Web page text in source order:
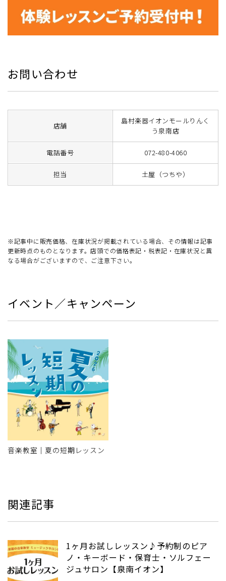
お問い合わせ
店舗
島村楽器イオンモールりんく
う泉南店
電話番号 072-480-4060
担当 土屋（つちや）
※記事中に販売価格、在庫状況が掲載されている場合、その情報は記事
更新時点のものとなります。店頭での価格表記・税表記・在庫状況と異
なる場合がございますので、ご注意下さい。
イベント／キャンペーン
音楽教室｜夏の短期レッスン
関連記事
1ヶ月お試しレッスン♪予約制のピア
ノ・キーボード・保育士・ソルフェー
ジュサロン【泉南イオン】